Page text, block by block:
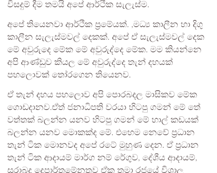
විසදුම් දීම තමයි අපේ ආර්ථික සැලැස්ම.
අපේ තියෙනවා ආර්ථික ප්‍රමේයක්. ,මධ්‍ය කාලීන හා දිගු
කාලීන සැලැස්මවල් දෙකක්. අපේ ඒ සැලැස්මවල් දෙක
මේ අවුරුදෙ මේක මේ අවුරුද්දෙ මේක. මම කියන්නෙ
අපි ආණ්ඩුව කියල මේ අවුරුද්දෙ තැන් දහයක්
පහලොවක් තෝරගෙන තියෙනව.
ඒ තැන් දහය පහලොව අපි පොරබදල මාසිකව මේක
ගොඩදානව.ඒත් ජනාධිපති වරයා හිටපු ගමන් මේ තේ
වත්තක් බලන්න යනව හිටපු ගමන් මේ හාල් කඩයක්
බලන්න යනව මොකක්ද මේ. එහෙම නෙවේ ප්‍රධාන
තැන් ටික මොනවද අපේ රටේ මුහුණ දෙන. ඒ ප්‍රධාන
තැන් ටික ආදායම් මාර්ග නම් රේගුව, දේශීය ආදායම්,
සුරාබදු දෙපාර්තමේනතුව ඒක තමා රජයේ විශාල